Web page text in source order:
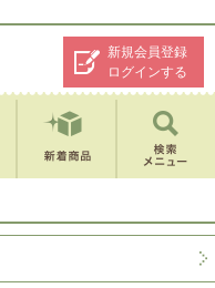
新規会員登録
ログインする